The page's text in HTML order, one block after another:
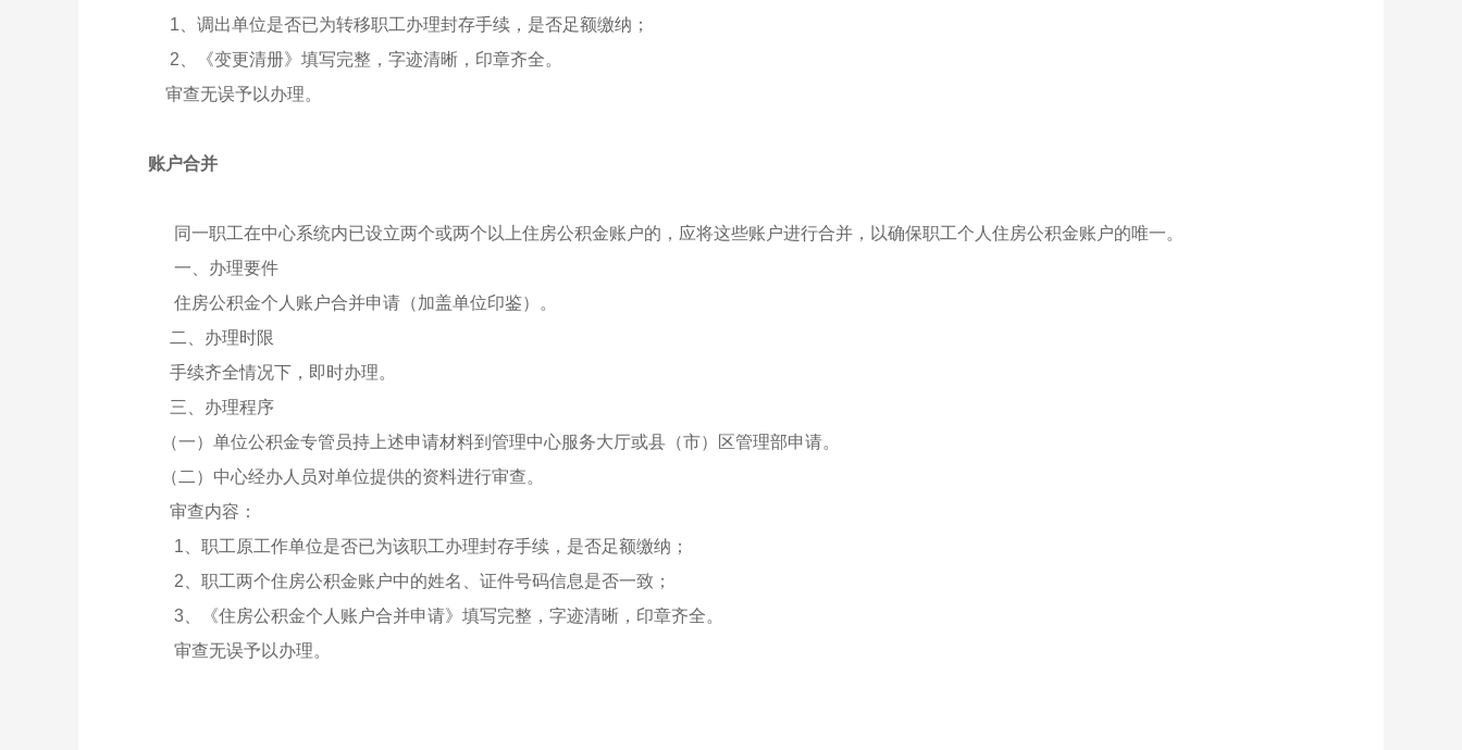
1、调出单位是否已为转移职工办理封存手续，是否足额缴纳；
2、《变更清册》填写完整，字迹清晰，印章齐全。
审查无误予以办理。
账户合并
同一职工在中心系统内已设立两个或两个以上住房公积金账户的，应将这些账户进行合并，以确保职工个人住房公积金账户的唯一。
一、办理要件
住房公积金个人账户合并申请（加盖单位印鉴）。
二、办理时限
手续齐全情况下，即时办理。
三、办理程序
（一）单位公积金专管员持上述申请材料到管理中心服务大厅或县（市）区管理部申请。
（二）中心经办人员对单位提供的资料进行审查。
审查内容：
1、职工原工作单位是否已为该职工办理封存手续，是否足额缴纳；
2、职工两个住房公积金账户中的姓名、证件号码信息是否一致；
3、《住房公积金个人账户合并申请》填写完整，字迹清晰，印章齐全。
审查无误予以办理。